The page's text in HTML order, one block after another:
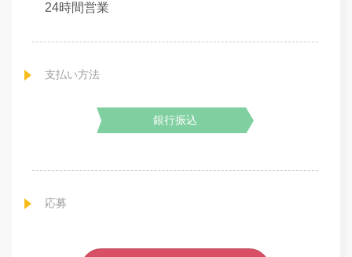
24時間営業
支払い方法
銀行振込
応募